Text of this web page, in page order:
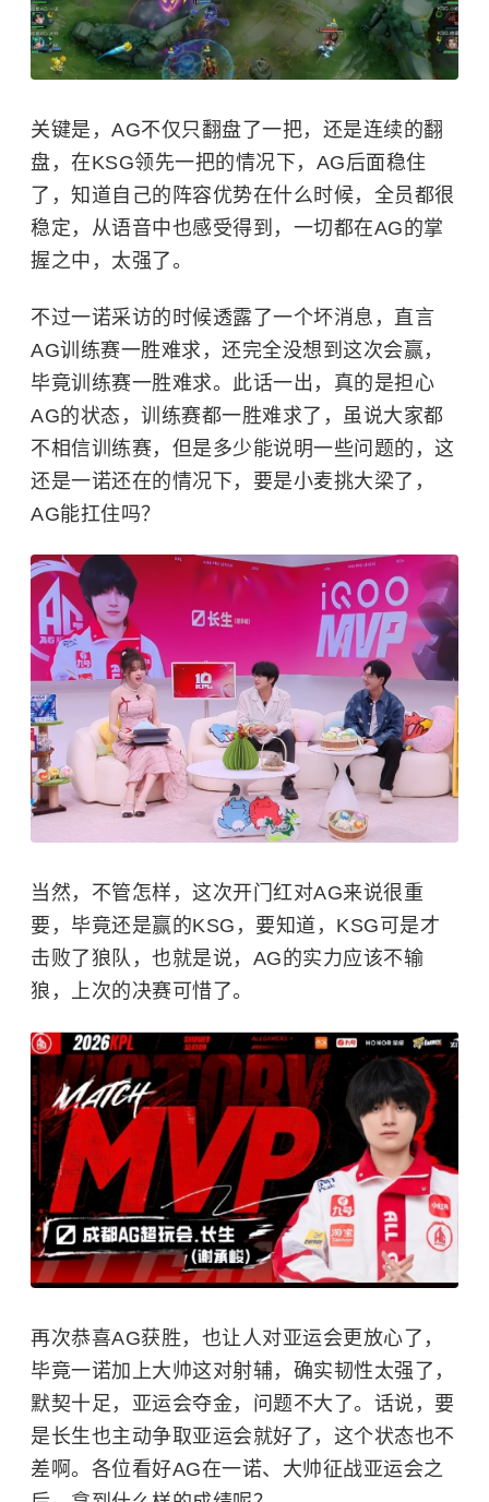
关键是，AG不仅只翻盘了一把，还是连续的翻
盘，在KSG领先一把的情况下，AG后面稳住
了，知道自己的阵容优势在什么时候，全员都很
稳定，从语音中也感受得到，一切都在AG的掌
握之中，太强了。
不过一诺采访的时候透露了一个坏消息，直言
AG训练赛一胜难求，还完全没想到这次会赢，
毕竟训练赛一胜难求。此话一出，真的是担心
AG的状态，训练赛都一胜难求了，虽说大家都
不相信训练赛，但是多少能说明一些问题的，这
还是一诺还在的情况下，要是小麦挑大梁了，
AG能扛住吗？
当然，不管怎样，这次开门红对AG来说很重
要，毕竟还是赢的KSG，要知道，KSG可是才
击败了狼队，也就是说，AG的实力应该不输
狼，上次的决赛可惜了。
再次恭喜AG获胜，也让人对亚运会更放心了，
毕竟一诺加上大帅这对射辅，确实韧性太强了，
默契十足，亚运会夺金，问题不大了。话说，要
是长生也主动争取亚运会就好了，这个状态也不
差啊。各位看好AG在一诺、大帅征战亚运会之